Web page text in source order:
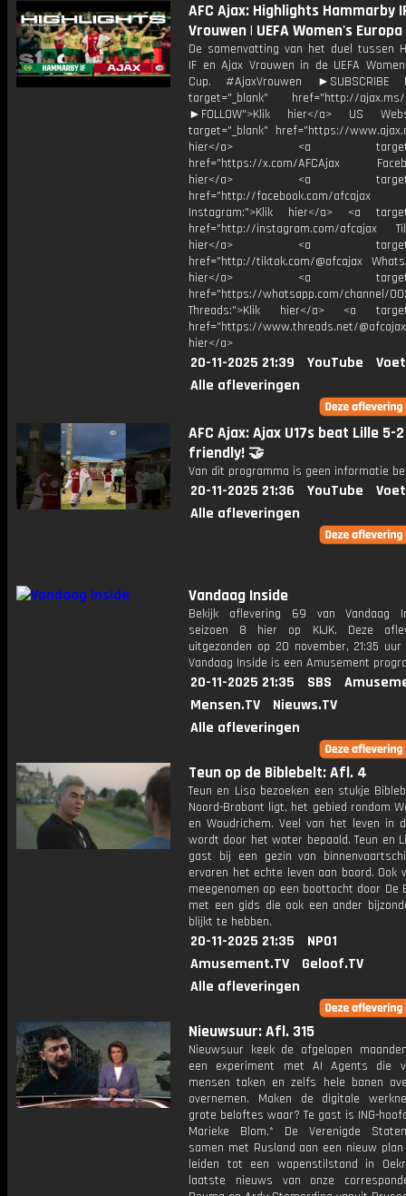
AFC Ajax: Highlights Hammarby
Vrouwen | UEFA Women's Europa
De samenvatting van het duel tussen
IF en Ajax Vrouwen in de UEFA
Cup. #AjaxVrouwen ►SUBSCRIBE
target="_blank" href="http://ajax.ms/
►FOLLOW">Klik hier</a> US
target="_blank" href="https://
hier</a> <a
href="https://x.com/AFCAjax
hier</a> <a
href="http://facebook.com/afcajax
Instagram:">Klik hier</a> <a
href="http://instagram.com/afcajax
hier</a> <a
href="http://tiktok.com/@afcajax
hier</a> <a
href="https://whatsapp.com/channel/
Threads:">Klik hier</a> <a
href="https://www.threads.net/
hier</a>
20-11-2025 21:39 YouTube
Alle afleveringen
AFC Ajax: Ajax U17s beat Lille 5-
friendly! 🤝
Van dit programma is geen informatie
20-11-2025 21:36 YouTube
Alle afleveringen
Vandaag Inside
Bekijk aflevering 69 van Vandaag
seizoen 8 hier op KIJK. Deze
uitgezonden op 20 november, 21:35
Vandaag Inside is een Amusement
20-11-2025 21:35 SBS
Mensen.TV
Nieuws.TV
Alle afleveringen
Teun op de Biblebelt: Afl. 4
Teun en Lisa bezoeken een stukje
Noord-Brabant ligt, het gebied rondom
en Woudrichem. Veel van het leven in
wordt door het water bepaald. Teun en
gast bij een gezin van
ervaren het echte leven aan boord. Ook
meegenomen op een boottocht door De
met een gids die ook een ander
blijkt te hebben.
20-11-2025 21:35
NPO1
Amusement.TV
Geloof.TV
Alle afleveringen
Nieuwsuur: Afl. 315
Nieuwsuur keek de afgelopen
een experiment met AI Agents die
mensen taken en zelfs hele banen
overnemen. Maken de digitale
grote beloftes waar? Te gast is ING-
Marieke Blom.* De Verenigde
samen met Rusland aan een nieuw
leiden tot een wapenstilstand in
laatste nieuws van onze